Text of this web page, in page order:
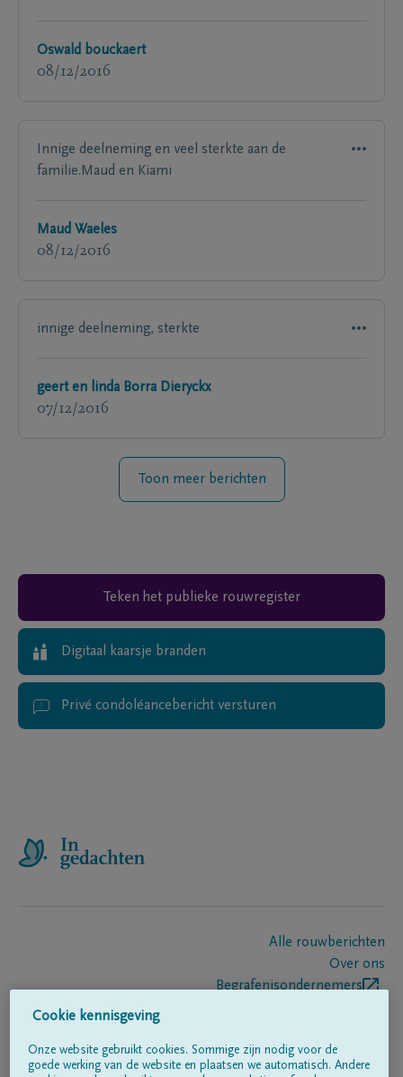
Oswald bouckaert
08/12/2016
Innige deelneming en veel sterkte aan de
familie.Maud en Kiami
Maud Waeles
08/12/2016
innige deelneming, sterkte
geert en linda Borra Dieryckx
07/12/2016
Toon meer berichten
Teken het publieke rouwregister
Digitaal kaarsje branden
Privé condoléancebericht versturen
Alle rouwberichten
Over ons
Begrafenisondernemers
Volg ons op
Cookie kennisgeving
Onze website gebruikt cookies. Sommige zijn nodig voor de
goede werking van de website en plaatsen we automatisch. Andere